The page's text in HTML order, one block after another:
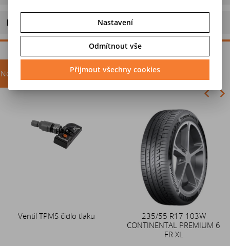
Doporučit výrobek
Nejprodávanější akce
Ventil TPMS čidlo tlaku
235/55 R17 103W
CONTINENTAL PREMIUM 6
FR XL
Duše 12x4 (4.00-4) kovový
zahnutý ventil TR87
Nastavení
Odmítnout vše
Přijmout všechny cookies